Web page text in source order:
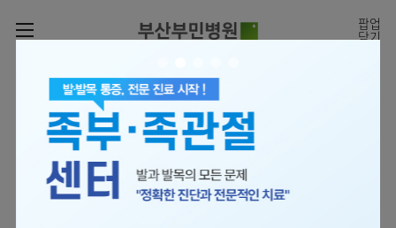
팝업
닫기
로그인
회원가입
나의진료정보
온라인진료예약
증명서재발급
증명서발급내역
전문센터
전문센터
전체보기
관절센터
진료안내
진료과
이용안내
진료예약
빠르고 쉬운 진료예약을
하실 수 있습니다.
의료진 소개
[진료시간표]
월요일 09:00~18:00
화~금 09:00~17:00